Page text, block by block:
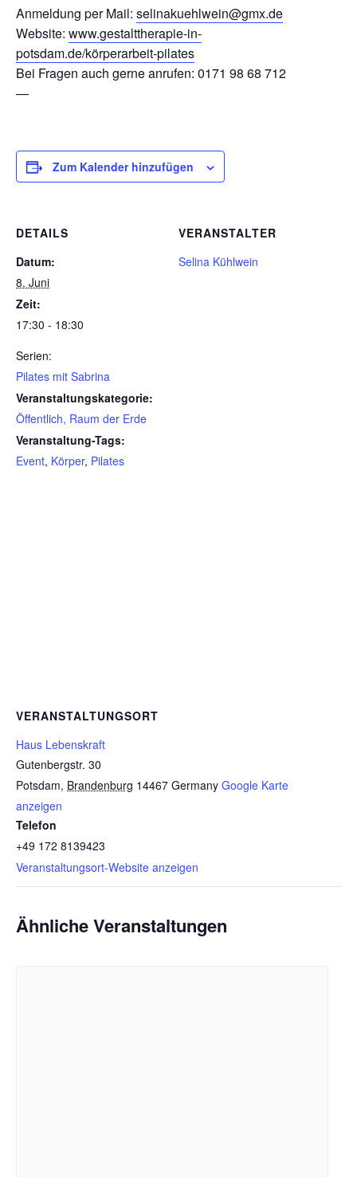
Anmeldung per Mail: selinakuehlwein@gmx.de
Website: www.gestalttherapie-in-
potsdam.de/körperarbeit-pilates
Bei Fragen auch gerne anrufen: 0171 98 68 712
—
Zum Kalender hinzufügen
DETAILS
Datum:
8. Juni
Zeit:
17:30 - 18:30
Serien:
Pilates mit Sabrina
Veranstaltungskategorie:
Öffentlich, Raum der Erde
Veranstaltung-Tags:
Event, Körper, Pilates
VERANSTALTER
Selina Kühlwein
VERANSTALTUNGSORT
Haus Lebenskraft
Gutenbergstr. 30
Potsdam, Brandenburg 14467 Germany Google Karte
anzeigen
Telefon
+49 172 8139423
Veranstaltungsort-Website anzeigen
Ähnliche Veranstaltungen